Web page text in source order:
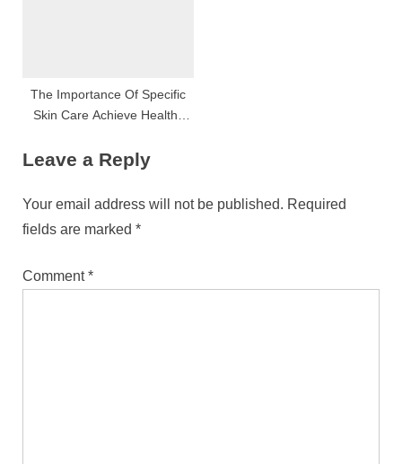
The Importance Of Specific
Skin Care Achieve Healthy
Leave a Reply
Your email address will not be published. Required
fields are marked *
Comment*